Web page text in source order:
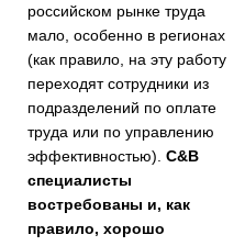
российском рынке труда
мало, особенно в регионах
(как правило, на эту работу
переходят сотрудники из
подразделений по оплате
труда или по управлению
эффективностью). C&B
специалисты
востребованы и, как
правило, хорошо